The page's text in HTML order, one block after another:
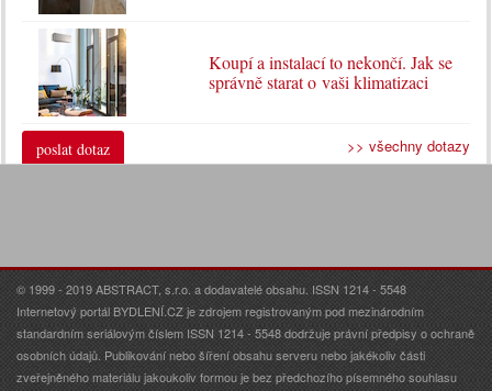
Koupí a instalací to nekončí. Jak se
správně starat o vaši klimatizaci
poslat dotaz >> všechny dotazy
© 1999 - 2019 ABSTRACT, s.r.o. a dodavatelé obsahu. ISSN 1214 - 5548
Internetový portál BYDLENÍ.CZ je zdrojem registrovaným pod mezinárodním
standardním seriálovým číslem ISSN 1214 - 5548 dodržuje právní předpisy o ochraně
osobních údajů. Publikování nebo šíření obsahu serveru nebo jakékoliv části
zveřejněného materiálu jakoukoliv formou je bez předchozího písemného souhlasu